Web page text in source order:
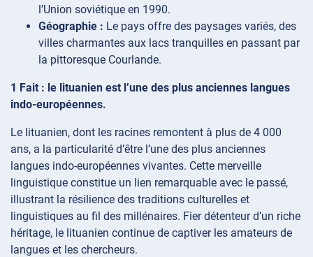
l’Union soviétique en 1990.
Géographie : Le pays offre des paysages variés, des
villes charmantes aux lacs tranquilles en passant par
la pittoresque Courlande.
1 Fait : le lituanien est l’une des plus anciennes langues
indo-européennes.
Le lituanien, dont les racines remontent à plus de 4 000
ans, a la particularité d’être l’une des plus anciennes
langues indo-européennes vivantes. Cette merveille
linguistique constitue un lien remarquable avec le passé,
illustrant la résilience des traditions culturelles et
linguistiques au fil des millénaires. Fier détenteur d’un riche
héritage, le lituanien continue de captiver les amateurs de
langues et les chercheurs.